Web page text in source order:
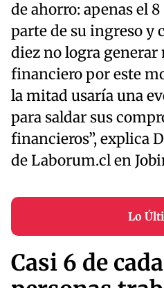
de ahorro: apenas el
parte de su ingreso y
diez no logra
financiero por este
la mitad usaría una
para saldar sus
financieros”, explica
de Laborum.cl en
Lo
Casi 6 de